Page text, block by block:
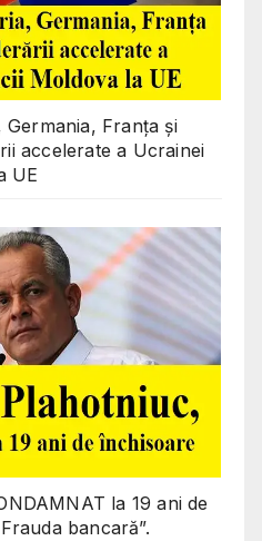
Franța și
accelerate a Ucrainei
UE
la 19 ani de
bancară”.